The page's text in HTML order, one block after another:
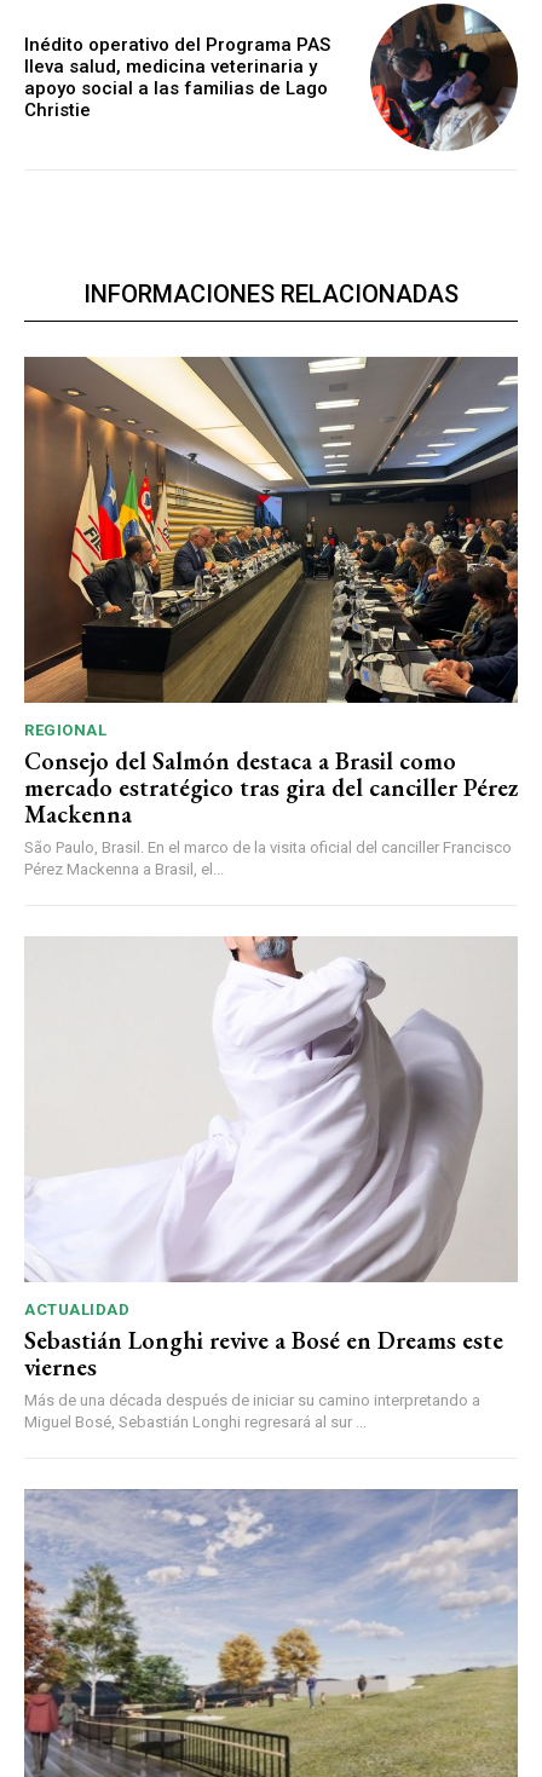
Inédito operativo del Programa PAS
lleva salud, medicina veterinaria y
apoyo social a las familias de Lago
Christie
INFORMACIONES RELACIONADAS
REGIONAL
Consejo del Salmón destaca a Brasil como
mercado estratégico tras gira del canciller Pérez
Mackenna
São Paulo, Brasil. En el marco de la visita oficial del canciller Francisco
Pérez Mackenna a Brasil, el...
ACTUALIDAD
Sebastián Longhi revive a Bosé en Dreams este
viernes
Más de una década después de iniciar su camino interpretando a
Miguel Bosé, Sebastián Longhi regresará al sur ...